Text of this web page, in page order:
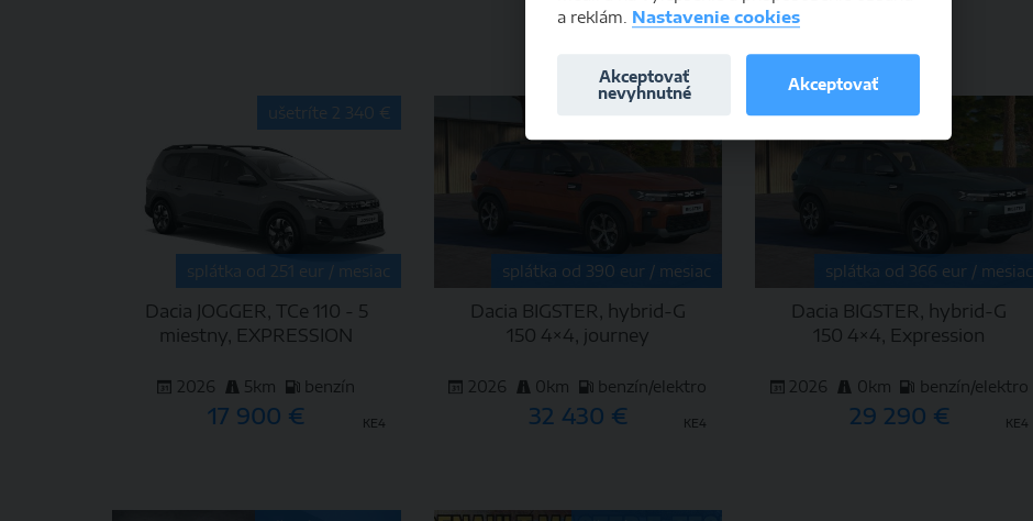
DETAIL
splátka od 251 eur / mesiac
ušetríte 2 340 €
Dacia JOGGER, TCe 110 - 5
miestny, EXPRESSION
2026 5km benzín
17 900 € KE4
splátka od 390 eur / mesiac
Dacia BIGSTER, hybrid-G
150 4×4, journey
2026 0km benzín/elektro
32 430 € KE4
splátka od 366 eur / mesiac
Dacia BIGSTER, hybrid-G
150 4×4, Expression
2026 0km benzín/elektro
29 290 € KE4
a reklám. Nastavenie cookies
Akceptovať
nevyhnutné
Akceptovať